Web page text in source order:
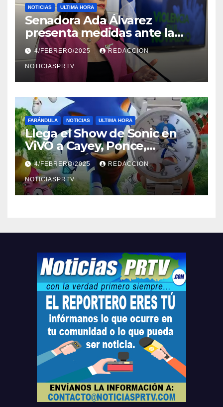
NOTICIAS ULTIMA HORA
Senadora Ada Álvarez
presenta medidas ante la
violencia en el noviazgo
4/FEBRERO/2025 REDACCION
NOTICIASPRTV
FARÁNDULA NOTICIAS ULTIMA HORA
Llega el Show de Sonic en
ViVO a Cayey, Ponce,
Barceloneta y Humacao,
Relojes gratis para el que
compre ahora….
4/FEBRERO/2025 REDACCION
NOTICIASPRTV